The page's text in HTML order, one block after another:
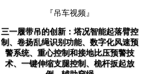
『吊车视频』
三一履带吊的创新：塔况智能起落臂控
制、卷扬乱绳识别功能、数字化风速预
警系统、重心控制和接地比压预警技
术、一键伸缩支腿控制、桅杆扳起放